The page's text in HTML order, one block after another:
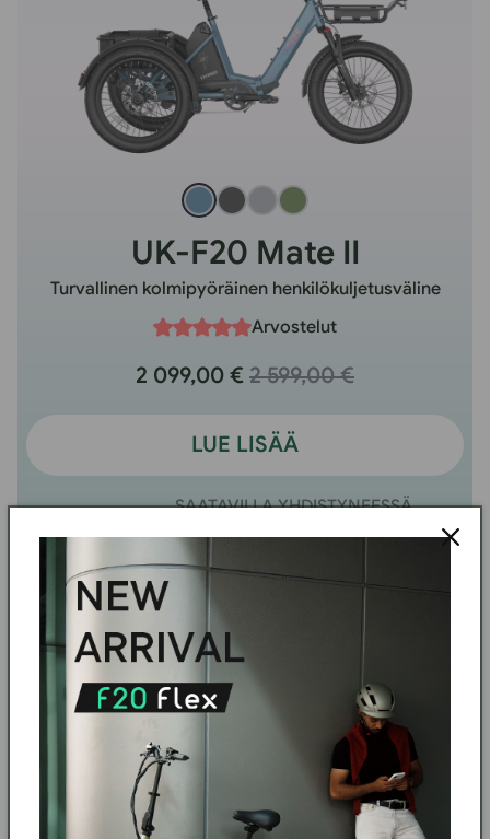
UK-F20 Mate II
Turvallinen kolmipyöräinen henkilökuljetusväline
Arvostelut
2 099,00 € 2 599,00 €
LUE LISÄÄ
SAATAVILLA YHDISTYNEESSÄ
KUNINGASKUNNASSA
• LOPPUUNMYYNTI
10 %:n alennus
MYYNTI